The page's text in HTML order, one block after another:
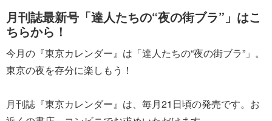
月刊誌最新号「達人たちの“夜の街ブラ”」はこ
ちらから！
今月の『東京カレンダー』は「達人たちの“夜の街ブラ”」。
東京の夜を存分に楽しもう！
月刊誌『東京カレンダー』は、毎月21日頃の発売です。お